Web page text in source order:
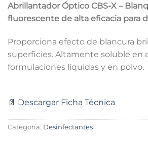
Abrillantador Óptico CBS-X –
fluorescente de alta eficacia para
Proporciona efecto de blancura
superficies. Altamente soluble en
formulaciones líquidas y en polvo.
📄 Descargar Ficha Técnica
Categoría: Desinfectantes